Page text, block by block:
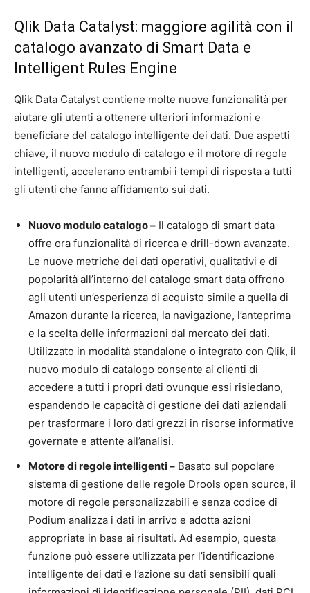
Qlik Data Catalyst: maggiore agilità con il
catalogo avanzato di Smart Data e
Intelligent Rules Engine
Qlik Data Catalyst contiene molte nuove funzionalità per
aiutare gli utenti a ottenere ulteriori informazioni e
beneficiare del catalogo intelligente dei dati. Due aspetti
chiave, il nuovo modulo di catalogo e il motore di regole
intelligenti, accelerano entrambi i tempi di risposta a tutti
gli utenti che fanno affidamento sui dati.
Nuovo modulo catalogo – Il catalogo di smart data
offre ora funzionalità di ricerca e drill-down avanzate.
Le nuove metriche dei dati operativi, qualitativi e di
popolarità all’interno del catalogo smart data offrono
agli utenti un’esperienza di acquisto simile a quella di
Amazon durante la ricerca, la navigazione, l’anteprima
e la scelta delle informazioni dal mercato dei dati.
Utilizzato in modalità standalone o integrato con Qlik, il
nuovo modulo di catalogo consente ai clienti di
accedere a tutti i propri dati ovunque essi risiedano,
espandendo le capacità di gestione dei dati aziendali
per trasformare i loro dati grezzi in risorse informative
governate e attente all’analisi.
Motore di regole intelligenti – Basato sul popolare
sistema di gestione delle regole Drools open source, il
motore di regole personalizzabili e senza codice di
Podium analizza i dati in arrivo e adotta azioni
appropriate in base ai risultati. Ad esempio, questa
funzione può essere utilizzata per l’identificazione
intelligente dei dati e l’azione su dati sensibili quali